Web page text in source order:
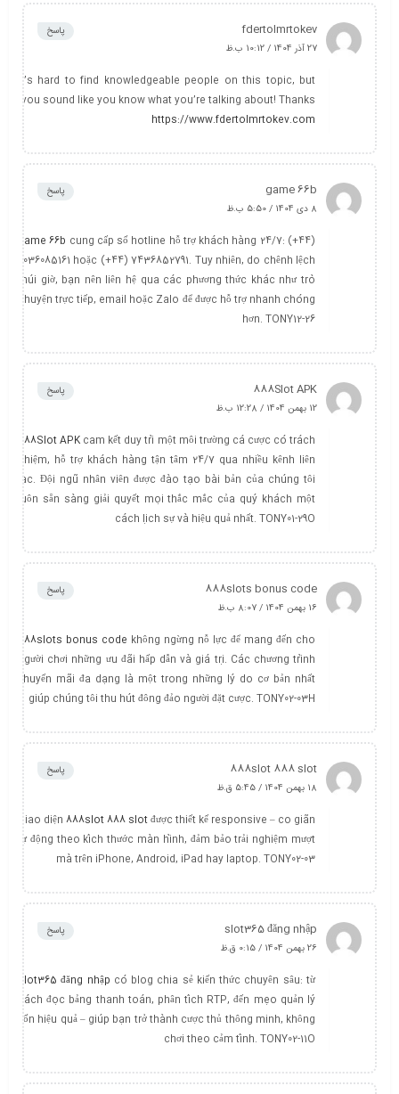
fdertolmrtokev
27 آذر 1404 / 10:12 ب.ظ
پاسخ
It’s hard to find knowledgeable people on this topic, but
you sound like you know what you’re talking about! Thanks
https://www.fdertolmrtokev.com
game 66b
8 دی 1404 / 5:50 ب.ظ
پاسخ
game 66b cung cấp số hotline hỗ trợ khách hàng 24/7: (+44)
2036085161 hoặc (+44) 7436852791. Tuy nhiên, do chênh lệch
múi giờ, bạn nên liên hệ qua các phương thức khác như trò
chuyện trực tiếp, email hoặc Zalo để được hỗ trợ nhanh chóng
hơn. TONY12-26
888Slot APK
12 بهمن 1404 / 12:28 ب.ظ
پاسخ
888Slot APK cam kết duy trì một môi trường cá cược có trách
nhiệm, hỗ trợ khách hàng tận tâm 24/7 qua nhiều kênh liên
lạc. Đội ngũ nhân viên được đào tạo bài bản của chúng tôi
luôn sẵn sàng giải quyết mọi thắc mắc của quý khách một
cách lịch sự và hiệu quả nhất. TONY01-29O
888slots bonus code
16 بهمن 1404 / 8:07 ب.ظ
پاسخ
888slots bonus code không ngừng nỗ lực để mang đến cho
người chơi những ưu đãi hấp dẫn và giá trị. Các chương trình
khuyến mãi đa dạng là một trong những lý do cơ bản nhất
giúp chúng tôi thu hút đông đảo người đặt cược. TONY02-03H
888slot 888 slot
18 بهمن 1404 / 5:45 ق.ظ
پاسخ
Giao diện 888slot 888 slotđược thiết kế responsive – co giãn
tự động theo kích thước màn hình, đảm bảo trải nghiệm mượt
mà trên iPhone, Android, iPad hay laptop. TONY02-03
slot365 đăng nhập
26 بهمن 1404 / 0:15 ق.ظ
پاسخ
slot365 đăng nhập có blog chia sẻ kiến thức chuyên sâu: từ
cách đọc bảng thanh toán, phân tích RTP, đến mẹo quản lý
vốn hiệu quả – giúp bạn trở thành cược thủ thông minh, không
chơi theo cảm tính. TONY02-11O